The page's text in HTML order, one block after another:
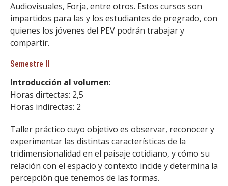
Audiovisuales, Forja, entre otros. Estos cursos son
impartidos para las y los estudiantes de pregrado, con
quienes los jóvenes del PEV podrán trabajar y
compartir.
Semestre II
Introducción al volumen:
Horas dirtectas: 2,5
Horas indirectas: 2
Taller práctico cuyo objetivo es observar, reconocer y
experimentar las distintas características de la
tridimensionalidad en el paisaje cotidiano, y cómo su
relación con el espacio y contexto incide y determina la
percepción que tenemos de las formas.